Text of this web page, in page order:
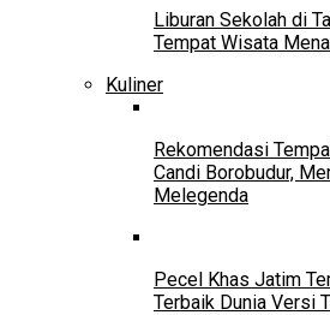
Liburan Sekolah di
Tempat Wisata
Kuliner
Rekomendasi
Candi Borobudur,
Melegenda
Pecel Khas Jatim
Terbaik Dunia Versi